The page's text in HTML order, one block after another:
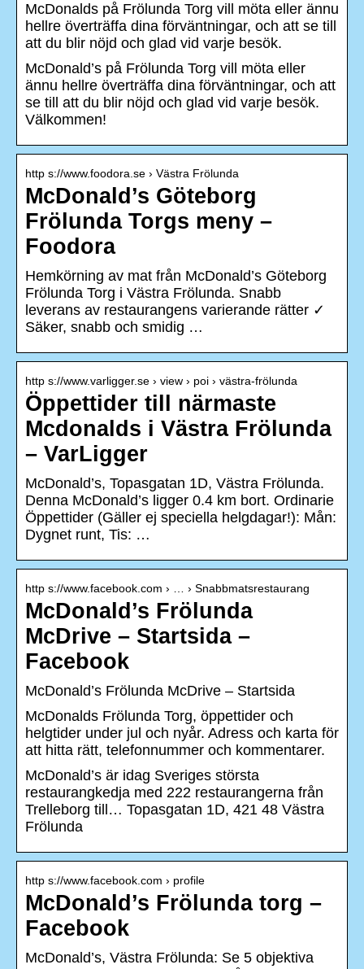
McDonalds på Frölunda Torg vill möta eller ännu
hellre överträffa dina förväntningar, och att se till
att du blir nöjd och glad vid varje besök.
McDonald’s på Frölunda Torg vill möta eller
ännu hellre överträffa dina förväntningar, och att
se till att du blir nöjd och glad vid varje besök.
Välkommen!
http s://www.foodora.se › Västra Frölunda
McDonald’s Göteborg
Frölunda Torgs meny –
Foodora
Hemkörning av mat från McDonald’s Göteborg
Frölunda Torg i Västra Frölunda. Snabb
leverans av restaurangens varierande rätter ✓
Säker, snabb och smidig …
http s://www.varligger.se › view › poi › västra-frölunda
Öppettider till närmaste
Mcdonalds i Västra Frölunda
– VarLigger
McDonald’s, Topasgatan 1D, Västra Frölunda.
Denna McDonald’s ligger 0.4 km bort. Ordinarie
Öppettider (Gäller ej speciella helgdagar!): Mån:
Dygnet runt, Tis: …
http s://www.facebook.com › … › Snabbmatsrestaurang
McDonald’s Frölunda
McDrive – Startsida –
Facebook
McDonald’s Frölunda McDrive – Startsida
McDonalds Frölunda Torg, öppettider och
helgtider under jul och nyår. Adress och karta för
att hitta rätt, telefonnummer och kommentarer.
McDonald’s är idag Sveriges största
restaurangkedja med 222 restaurangerna från
Trelleborg till… Topasgatan 1D, 421 48 Västra
Frölunda
http s://www.facebook.com › profile
McDonald’s Frölunda torg –
Facebook
McDonald’s, Västra Frölunda: Se 5 objektiva